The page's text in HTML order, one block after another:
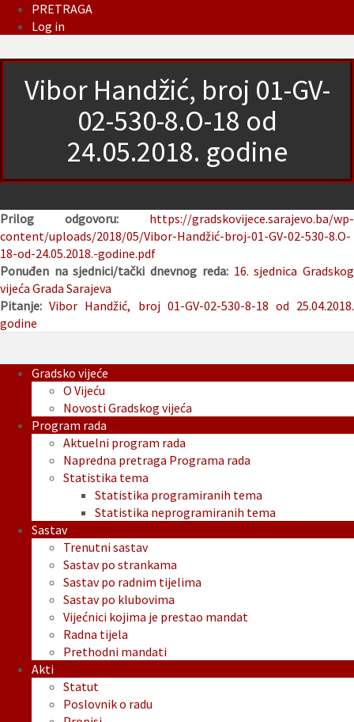
PRETRAGA
Log in
Vibor Handžić, broj 01-GV-
02-530-8.O-18 od
24.05.2018. godine
Prilog odgovoru: https://gradskovijece.sarajevo.ba/wp-
content/uploads/2018/05/Vibor-Handžić-broj-01-GV-02-530-8.O-
18-od-24.05.2018.-godine.pdf
Ponuđen na sjednici/tački dnevnog reda: 16. sjednica Gradskog
vijeća Grada Sarajeva
Pitanje:Vibor Handžić, broj 01-GV-02-530-8-18 od 25.04.2018.
godine
Gradsko vijeće
O Vijeću
Novosti Gradskog vijeća
Program rada
Aktuelni program rada
Napredna pretraga Programa rada
Statistika tema
Statistika programiranih tema
Statistika neprogramiranih tema
Sastav
Trenutni sastav
Sastav po strankama
Sastav po radnim tijelima
Sastav po klubovima
Vijećnici kojima je prestao mandat
Radna tijela
Prethodni mandati
Akti
Statut
Poslovnik o radu